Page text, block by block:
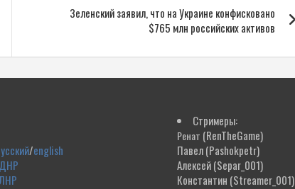
Зеленский заявил, что на Украине конфисковано
$765 млн российских активов
/english
Стримеры:
Ренат (RenTheGame)
Павел(Pashokpetr)
Алексей(Separ_001)
Константин (Streamer_001)